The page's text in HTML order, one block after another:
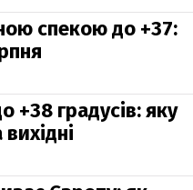
спекою до +37:
+38 градусів: яку